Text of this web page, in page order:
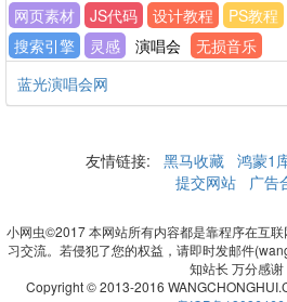
网页素材
JS代码 设计教程 PS教程
搜索引擎
灵感 演唱会
无损音乐
蓝光演唱会网
友情链接: 黑马收藏 鸿蒙1
提交网站
广告
小网虫©2017 本网站所有内容都是靠程序在互
习交流。若侵犯了您的权益，请即时发邮件
知站长 万分感谢
Copyright © 2013-2016